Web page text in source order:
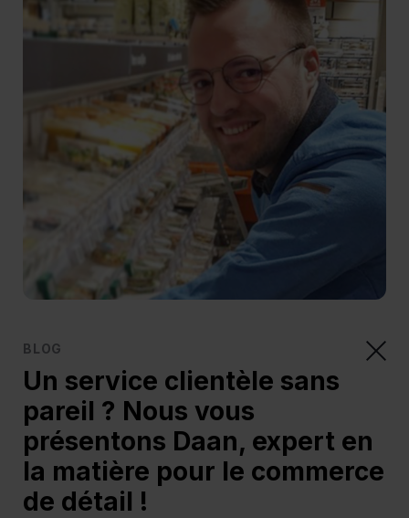
Vacances
Contact
BLOG
Un service clientèle sans
pareil ? Nous vous
présentons Daan, expert en
la matière pour le commerce
de détail !